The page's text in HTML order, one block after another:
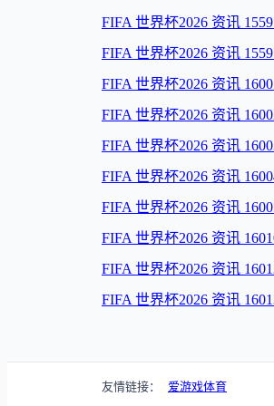
FIFA 世界杯2026 资讯
FIFA 世界杯2026 资讯
FIFA 世界杯2026 资讯
FIFA 世界杯2026 资讯
FIFA 世界杯2026 资讯
FIFA 世界杯2026 资讯
FIFA 世界杯2026 资讯
FIFA 世界杯2026 资讯
FIFA 世界杯2026 资讯
FIFA 世界杯2026 资讯
友情链接： 爱游戏体育